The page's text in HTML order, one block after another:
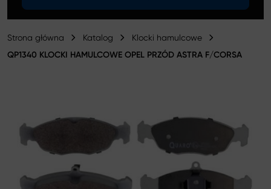
Strona główna Katalog Klocki hamulcowe
QP1340 KLOCKI HAMULCOWE OPEL PRZÓD ASTRA F/CORSA